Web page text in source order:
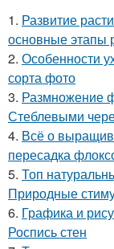
1. Развитие
основные этапы
2. Особенности
сорта фото
3. Размножение
Стеблевыми
4. Всё о
пересадка
5. Топ
Природные
6. Графика и
Роспись стен